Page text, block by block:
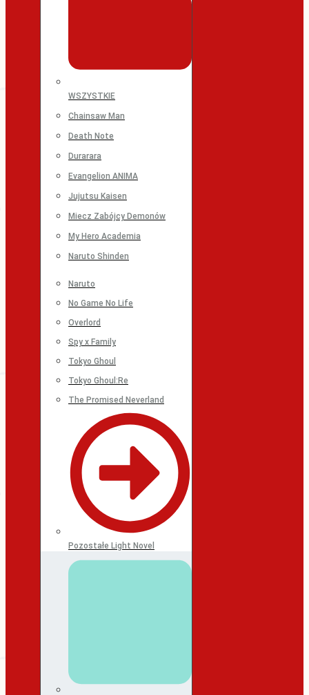
WSZYSTKIE
Chainsaw Man
Death Note
Durarara
Evangelion ANIMA
Jujutsu Kaisen
Miecz Zabójcy Demonów
My Hero Academia
Naruto Shinden
Naruto
No Game No Life
Overlord
Spy x Family
Tokyo Ghoul
Tokyo Ghoul:Re
The Promised Neverland
Pozostałe Light Novel